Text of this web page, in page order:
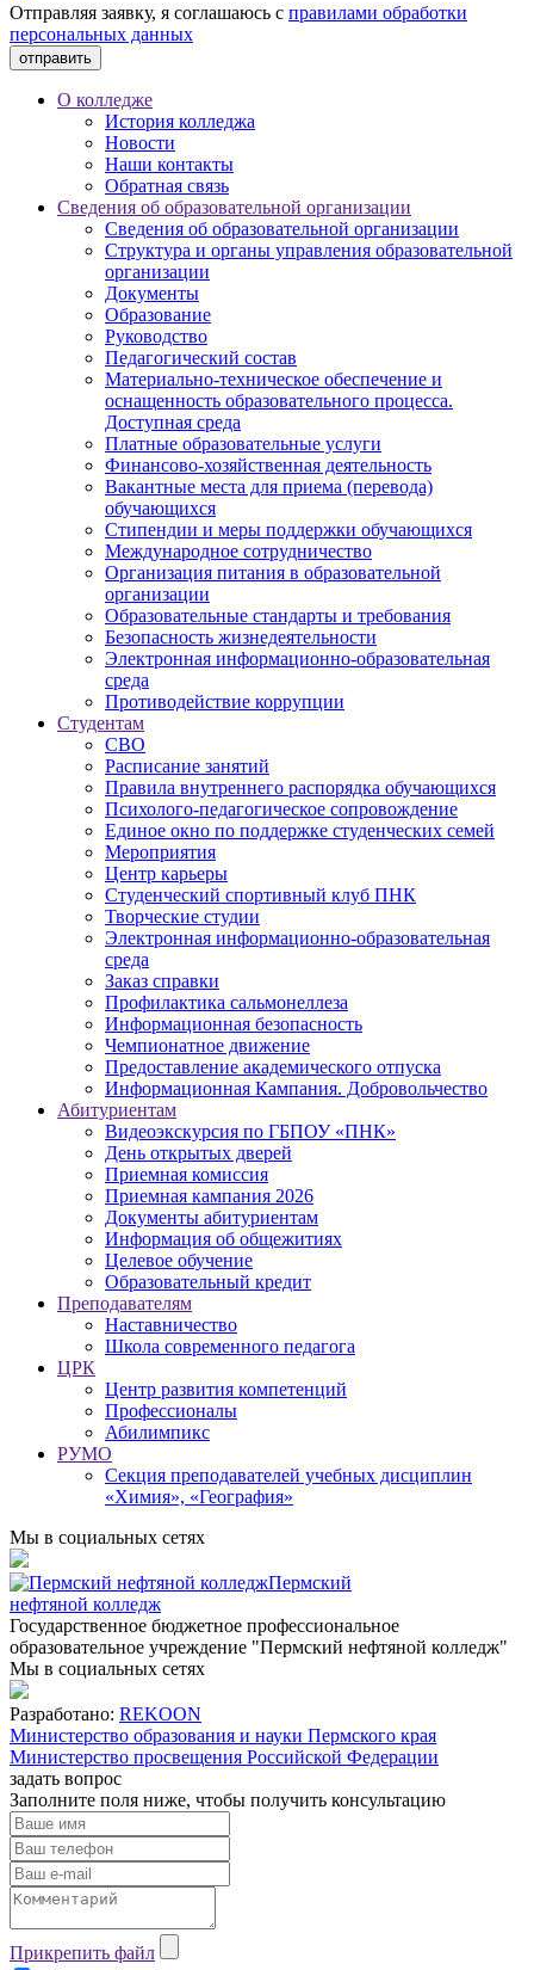
Отправляя заявку, я соглашаюсь с правилами обработки
персональных данных
отправить
О колледже
История колледжа
Новости
Наши контакты
Обратная связь
Сведения об образовательной организации
Сведения об образовательной организации
Структура и органы управления образовательной
организации
Документы
Образование
Руководство
Педагогический состав
Материально-техническое обеспечение и
оснащенность образовательного процесса.
Доступная среда
Платные образовательные услуги
Финансово-хозяйственная деятельность
Вакантные места для приема (перевода)
обучающихся
Стипендии и меры поддержки обучающихся
Международное сотрудничество
Организация питания в образовательной
организации
Образовательные стандарты и требования
Безопасность жизнедеятельности
Электронная информационно-образовательная
среда
Противодействие коррупции
Студентам
СВО
Расписание занятий
Правила внутреннего распорядка обучающихся
Психолого-педагогическое сопровождение
Единое окно по поддержке студенческих семей
Мероприятия
Центр карьеры
Студенческий спортивный клуб ПНК
Творческие студии
Электронная информационно-образовательная
среда
Заказ справки
Профилактика сальмонеллеза
Информационная безопасность
Чемпионатное движение
Предоставление академического отпуска
Информационная Кампания. Добровольчество
Абитуриентам
Видеоэкскурсия по ГБПОУ «ПНК»
День открытых дверей
Приемная комиссия
Приемная кампания 2026
Дoкументы абитуриентам
Информация об общежитиях
Целевое обучение
Образовательный кредит
Преподавателям
Наставничество
Школа современного педагога
ЦРК
Центр развития компетенций
Профессионалы
Абилимпикс
РУМО
Секция преподавателей учебных дисциплин
«Химия», «География»
Мы в социальных сетях
Пермский
нефтяной колледж
Государственное бюджетное профессиональное
образовательное учреждение "Пермский нефтяной колледж"
Мы в социальных сетях
Разработано: REKOON
Министерство образования и науки Пермского края
Министерство просвещения Российской Федерации
задать вопрос
Заполните поля ниже, чтобы получить консультацию
Прикрепить файл